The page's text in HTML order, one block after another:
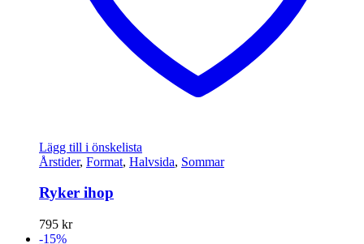
Lägg till i önskelista
Årstider, Format, Halvsida, Sommar
Ryker ihop
795 kr
-15%